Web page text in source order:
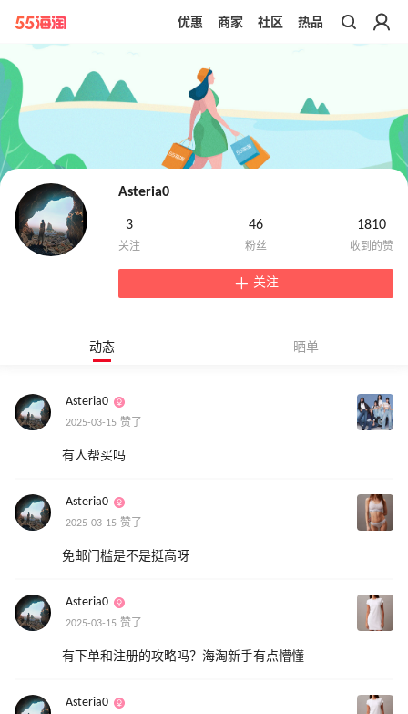
带你去官网买正品
优惠 商家 社区 热品
Asteria0
3 46 1810
关注
动态 晒单
Asteria0
2025-03-15 赞了
有人帮买吗
Asteria0
2025-03-15 赞了
免邮门槛是不是挺高呀
Asteria0
2025-03-15 赞了
有下单和注册的攻略吗？海淘新手有点懵懂
Asteria0